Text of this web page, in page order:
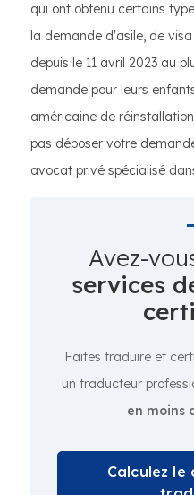
qui ont obtenu certains
la demande d'asile, de
depuis le 11 avril 2023 au
demande pour leurs
américaine de
pas déposer votre
avocat privé spécialisé
Avez-
services
Faites traduire et
un traducteur
en moins
Calculez